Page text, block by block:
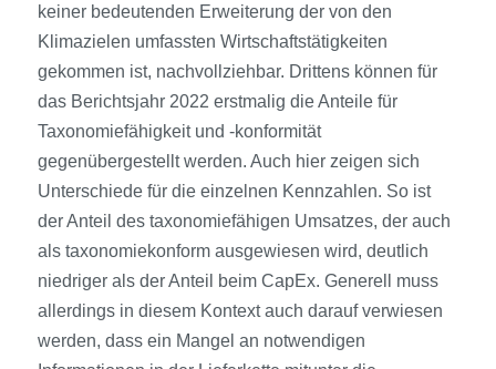
keiner bedeutenden Erweiterung der von den
Klimazielen umfassten Wirtschaftstätigkeiten
gekommen ist, nachvollziehbar. Drittens können für
das Berichtsjahr 2022 erstmalig die Anteile für
Taxonomiefähigkeit und -konformität
gegenübergestellt werden. Auch hier zeigen sich
Unterschiede für die einzelnen Kennzahlen. So ist
der Anteil des taxonomiefähigen Umsatzes, der auch
als taxonomiekonform ausgewiesen wird, deutlich
niedriger als der Anteil beim CapEx. Generell muss
allerdings in diesem Kontext auch darauf verwiesen
werden, dass ein Mangel an notwendigen